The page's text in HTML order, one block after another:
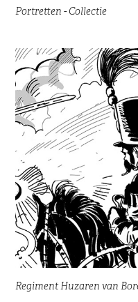
Portretten - Collectie
Regiment Huzaren van